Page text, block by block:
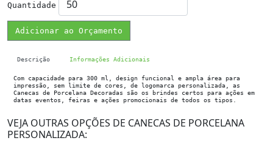
Quantidade
Adicionar ao Orçamento
Descrição Informações Adicionais
Com capacidade para 300 ml, design funcional e ampla área para
impressão, sem limite de cores, de logomarca personalizada, as
Canecas de Porcelana Decoradas são os brindes certos para ações em
datas eventos, feiras e ações promocionais de todos os tipos.
VEJA OUTRAS OPÇÕES DE CANECAS DE PORCELANA
PERSONALIZADA: